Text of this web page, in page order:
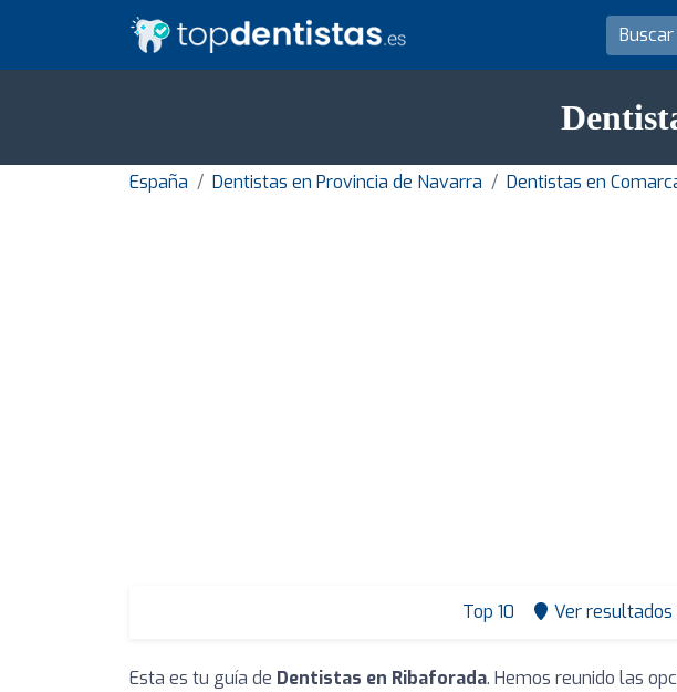
España Dentistas en Provincia de Navarra Dentistas en
Top 10 Ver
Esta es tu guía de Dentistas en Ribaforada. Hemos reunido las